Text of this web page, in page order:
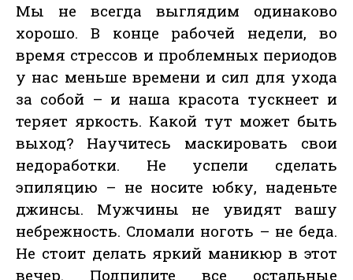
Мы не всегда выглядим одинаково
хорошо. В конце рабочей недели, во
время стрессов и проблемных периодов
у нас меньше времени и сил для ухода
за собой – и наша красота тускнеет и
теряет яркость. Какой тут может быть
выход? Научитесь маскировать свои
недоработки. Не успели сделать
эпиляцию – не носите юбку, наденьте
джинсы. Мужчины не увидят вашу
небрежность. Сломали ноготь – не беда.
Не стоит делать яркий маникюр в этот
вечер. Подпилите все остальные